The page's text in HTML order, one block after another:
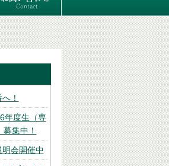
問い合わせ
門コースお問い合わせ
門コース入学お申し込み
人セッション
！
年度生（専
集中！
会開催中